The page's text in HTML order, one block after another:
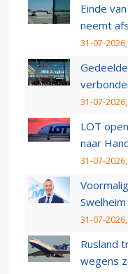
Einde
neemt
31-07-
31-07-
LOT
naar
31-07-
31-07-
Rusland
wegens